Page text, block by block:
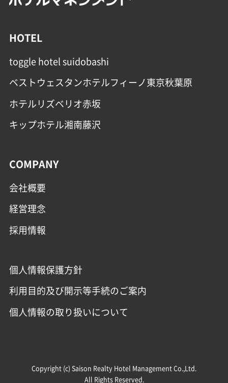
HOTEL
toggle hotel suidobashi
ベストウェスタンホテルフィーノ東京秋葉原
ホテルリズベリオ赤坂
キップホテル湘南藤沢
COMPANY
会社概要
経営理念
採用情報
個人情報保護方針
利用目的及び開示等手続のご案内
個人情報の取り扱いについて
Copyright (c) Saison Realty Hotel Management Co.,Ltd.
All Rights Reserved.